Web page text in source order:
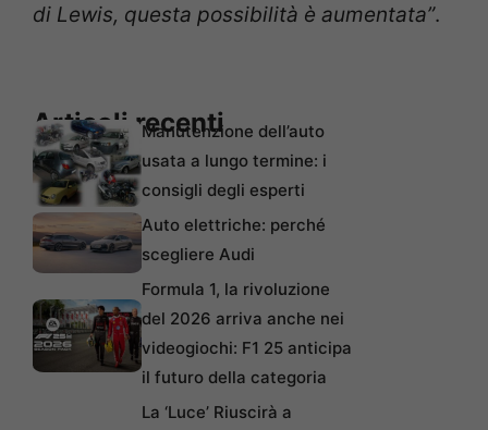
di Lewis, questa possibilità è aumentata”.
Articoli recentiManutenzione dell’auto
usata a lungo termine: i
consigli degli esperti
Auto elettriche: perché
scegliere Audi
Formula 1, la rivoluzione
del 2026 arriva anche nei
videogiochi: F1 25 anticipa
il futuro della categoria
La ‘Luce’ Riuscirà a